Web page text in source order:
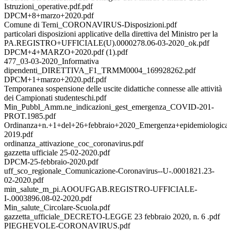
Istruzioni_operative.pdf.pdf
DPCM+8+marzo+2020.pdf
Comune di Terni_CORONAVIRUS-Disposizioni.pdf
particolari disposizioni applicative della direttiva del Ministro per la
PA.REGISTRO+UFFICIALE(U).0000278.06-03-2020_ok.pdf
DPCM+4+MARZO+2020.pdf (1).pdf
477_03-03-2020_Informativa
dipendenti_DIRETTIVA_F1_TRMM0004_169928262.pdf
DPCM+1+marzo+2020.pdf.pdf
Temporanea sospensione delle uscite didattiche connesse alle attività
dei Campionati studenteschi.pdf
Min_Pubbl_Amm.ne_indicazioni_gest_emergenza_COVID-201-
PROT.1985.pdf
2019.pdf
ordinanza_attivazione_coc_coronavirus.pdf
gazzetta ufficiale 25-02-2020.pdf
DPCM-25-febbraio-2020.pdf
uff_sco_regionale_Comunicazione-Coronavirus--U-.0001821.23-
02-2020.pdf
min_salute_m_pi.AOOUFGAB.REGISTRO-UFFICIALE-
I-.0003896.08-02-2020.pdf
Min_salute_Circolare-Scuola.pdf
gazzetta_ufficiale_DECRETO-LEGGE 23 febbraio 2020, n. 6 .pdf
PIEGHEVOLE-CORONAVIRUS.pdf